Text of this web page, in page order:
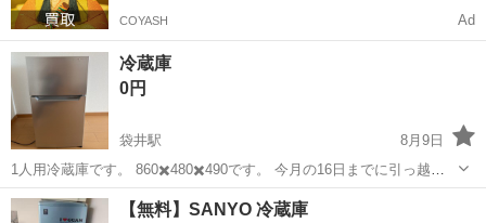
COYASH Ad
冷蔵庫
0円
袋井駅
8月9日
1人用冷蔵庫です。 860✖️480✖️490です。 今月の16日までに引っ越す
のでそれまでに引き渡しできる方よろしくお願いします。 コンセント
入れて始動してますので、アパートまで来て頂ければ使用できるか確
静岡 袋井市 袋井駅 キッチン家電
【無料】SANYO 冷蔵庫